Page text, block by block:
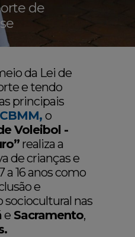
de
da Lei de
e tendo
principais
CBMM, o
Voleibol -
realiza a
de crianças e
a 16 anos como
e
nas
e Sacramento,